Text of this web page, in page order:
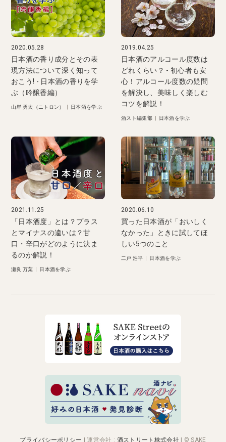
2020.05.28
日本酒の香り成分とその表
現方法について深く知って
おこう! - 日本酒の香りを学
ぶ（吟醸香編）
山岸 勇太（ニトロン） 日本酒を学ぶ
2019.04.25
日本酒のアルコール度数は
どれくらい？ - 初心者も安
心！アルコール度数の疑問
を解決し、美味しく楽しむ
コツを解説！
酒スト編集部 日本酒を学ぶ
2021.11.25
「日本酒度」とは？プラス
とマイナスの違いは？甘
口・辛口がどのように決ま
るのか解説！
瀬良 万葉 日本酒を学ぶ
2020.06.10
買った日本酒が「おいしく
なかった」ときに試してほ
しい5つのこと
二戸 浩平 日本酒を学ぶ
プライバシーポリシー |運営会社 : 酒ストリート株式会社 | © SAKE